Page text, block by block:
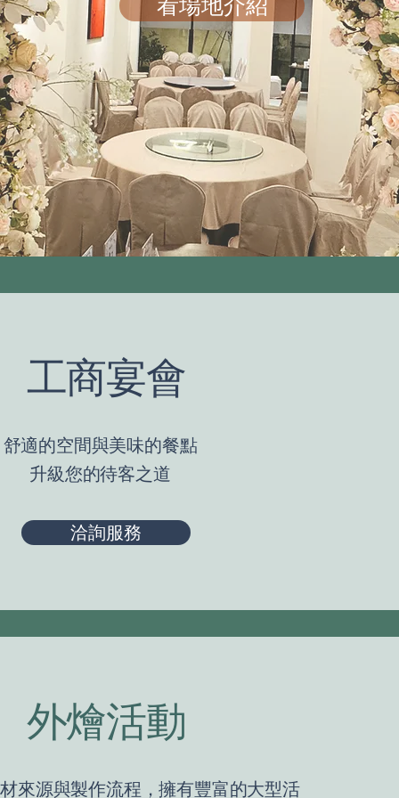
看場地介紹
工商宴會
​舒適的空間與美味的餐點
​升級您的待客之道
洽詢服務
外燴活動
來源與製作流程，擁有豐富的大型活